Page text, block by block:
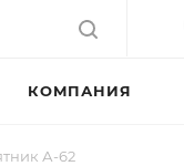
КОМПАНИЯ
А-62